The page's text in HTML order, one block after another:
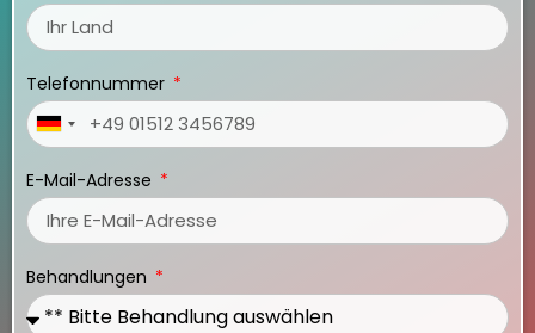
Telefonnummer
Germany
E-Mail-Adresse
Behandlungen